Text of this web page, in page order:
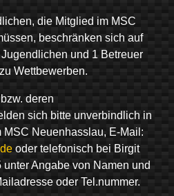
die Mitglied im MSC
beschränken sich auf
und 1 Betreuer
Wettbewerben.
deren
sich bitte unverbindlich in
MSC Neuenhasslau, E-Mail:
oder telefonisch bei Birgit
unter Angabe von Namen und
oder Tel.nummer.